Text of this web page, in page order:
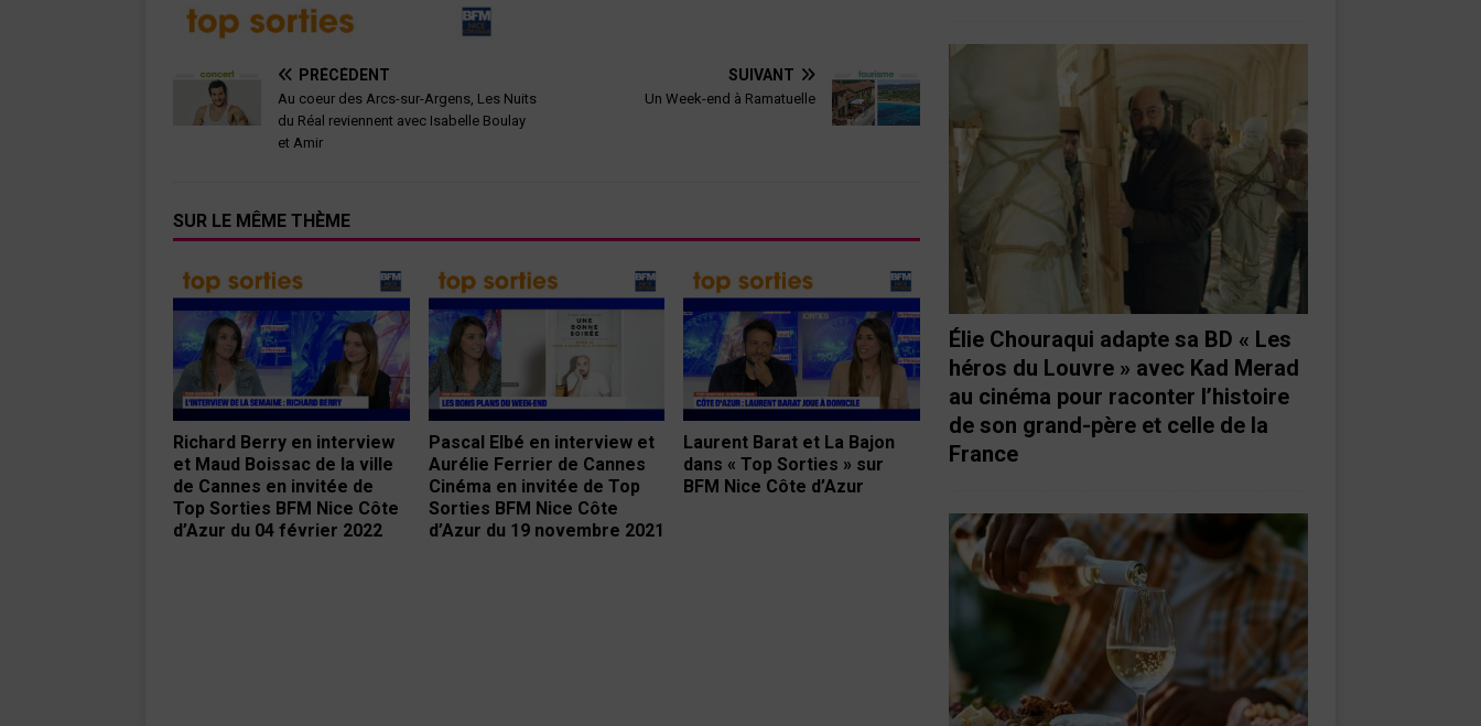
PRÉCÉDENT
Au coeur des Arcs-sur-Argens, Les Nuits
du Réal reviennent avec Isabelle Boulay
et Amir
SUIVANT
Un Week-end à Ramatuelle
SUR LE MÊME THÈME
Richard Berry en interview
et Maud Boissac de la ville
de Cannes en invitée de
Top Sorties BFM Nice Côte
d’Azur du 04 février 2022
Pascal Elbé en interview et
Aurélie Ferrier de Cannes
Cinéma en invitée de Top
Sorties BFM Nice Côte
d’Azur du 19 novembre 2021
Laurent Barat et La Bajon
dans « Top Sorties » sur
BFM Nice Côte d’Azur
Élie Chouraqui adapte sa BD « Les
héros du Louvre » avec Kad Merad
au cinéma pour raconter l’histoire
de son grand-père et celle de la
France